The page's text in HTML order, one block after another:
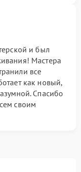
и был
Мастера
все
как новый,
Спасибо
своим